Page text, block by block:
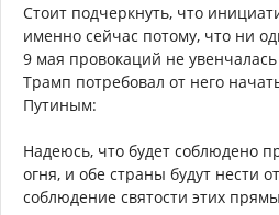
Стоит подчеркнуть, что
именно сейчас потому, что ни
9 мая провокаций не
Трамп потребовал от него
Путиным:
Надеюсь, что будет соблюдено
огня, и обе страны будут нести
соблюдение святости этих